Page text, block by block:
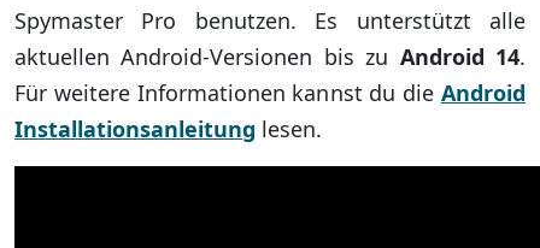
Spymaster Pro benutzen. Es unterstützt alle
aktuellen Android-Versionen bis zu Android 14.
Für weitere Informationen kannst du die Android
Installationsanleitung lesen.